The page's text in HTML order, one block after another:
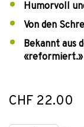
Humorvoll
Von den
Bekannt aus
«reformiert.»
CHF 22.00